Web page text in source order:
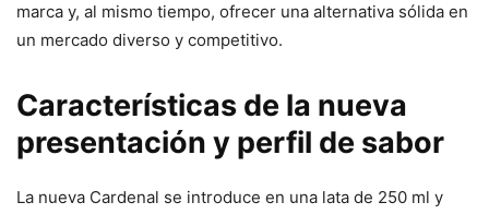
marca y, al mismo tiempo, ofrecer una alternativa sólida en
un mercado diverso y competitivo.
Características de la nueva
presentación y perfil de sabor
La nueva Cardenal se introduce en una lata de 250 ml y